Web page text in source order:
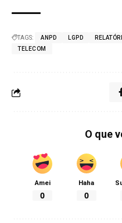
TAGS: ANPD LGPD
TELECOM
O que
Amei
0
Haha
0